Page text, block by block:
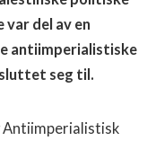
del av en
antiimperialistiske
seg til.
Antiimperialistisk